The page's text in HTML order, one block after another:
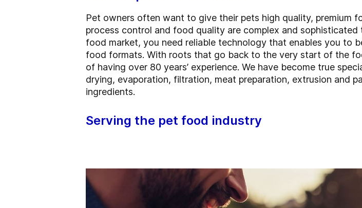
Pet owners often want to give their pets high quality, premium
process control and food quality are complex and
food market, you need reliable technology that enables you to
food formats. With roots that go back to the very start of the
of having over 80 years’ experience. We have become true
drying, evaporation, filtration, meat preparation, extrusion and
ingredients.
Serving the pet food industry